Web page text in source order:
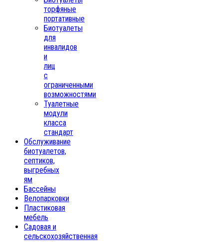
торфяные
портативные
Биотуалеты
для
инвалидов
и
лиц
с
ограниченными
возможностями
Туалетные
модули
класса
стандарт
Обслуживание
биотуалетов,
септиков,
выгребных
ям
Бассейны
Велопарковки
Пластиковая
мебель
Садовая и
сельскохозяйственная